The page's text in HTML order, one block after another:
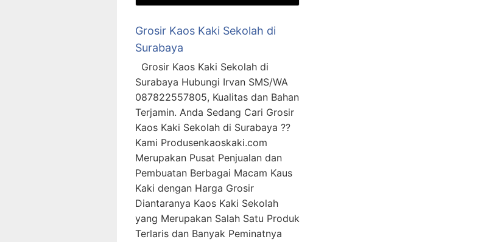
Grosir Kaos Kaki Sekolah di
Surabaya
Grosir Kaos Kaki Sekolah di
Surabaya Hubungi Irvan SMS/WA
087822557805, Kualitas dan Bahan
Terjamin. Anda Sedang Cari Grosir
Kaos Kaki Sekolah di Surabaya ??
Kami Produsenkaoskaki.com
Merupakan Pusat Penjualan dan
Pembuatan Berbagai Macam Kaus
Kaki dengan Harga Grosir
Diantaranya Kaos Kaki Sekolah
yang Merupakan Salah Satu Produk
Terlaris dan Banyak Peminatnya